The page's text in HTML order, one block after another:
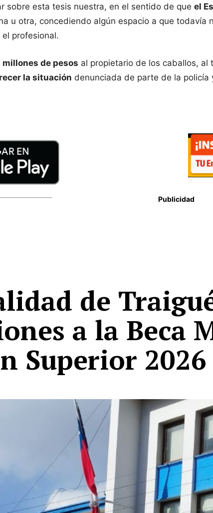
sobre esta tesis nuestra, en el sentido de que el
u otra, concediendo algún espacio a que
profesional.
millones de pesos al propietario de los caballos, al
la situación denunciada de parte de la policía
Publicidad